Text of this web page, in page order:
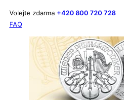
Volejte zdarma +420 800 720 728
FAQ